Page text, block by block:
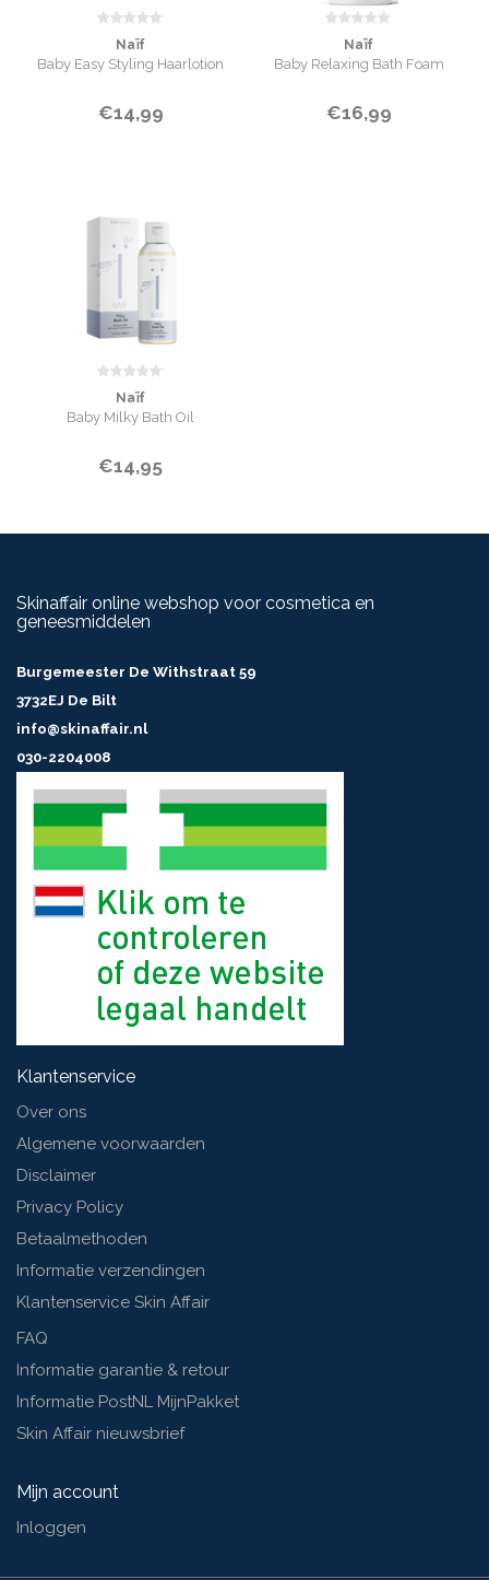
Naïf
Baby Easy Styling Haarlotion
€14,99
Naïf
Baby Relaxing Bath Foam
€16,99
Naïf
Baby Milky Bath Oil
€14,95
Skinaffair online webshop voor cosmetica en
geneesmiddelen
Burgemeester De Withstraat 59
3732EJ De Bilt
info@skinaffair.nl
030-2204008
Klantenservice
Over ons
Algemene voorwaarden
Disclaimer
Privacy Policy
Betaalmethoden
Informatie verzendingen
Klantenservice Skin Affair
FAQ
Informatie garantie & retour
Informatie PostNL MijnPakket
Skin Affair nieuwsbrief
Mijn account
Inloggen